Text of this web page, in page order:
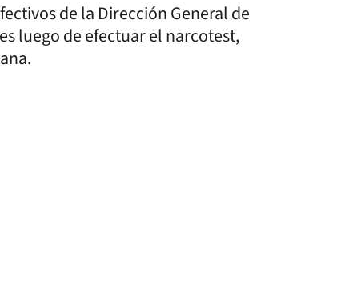
de la Dirección General de
luego de efectuar el narcotest,